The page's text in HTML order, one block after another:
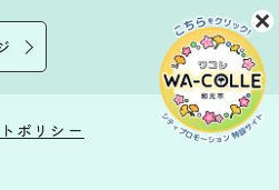
ポリシー